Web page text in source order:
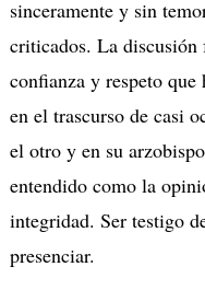
sinceramente y sin
criticados. La discusión
confianza y respeto que
en el trascurso de casi
el otro y en su
entendido como la
integridad. Ser testigo
presenciar.